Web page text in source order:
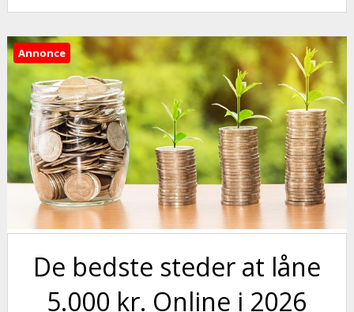
Annonce
De bedste steder at låne
5.000 kr. Online i 2026